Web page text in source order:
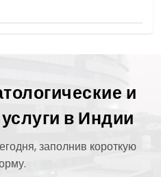
и
в Индии
заполнив короткую